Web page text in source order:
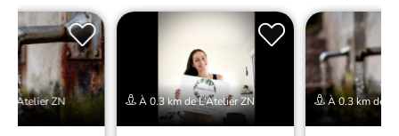
L’Atelier ZN À 0.3 km de L’Atelier ZN À 0.3 km de